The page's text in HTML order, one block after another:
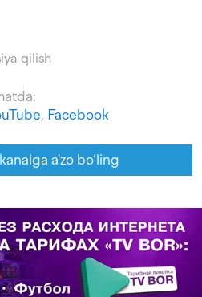
qilish
, Facebook
a'zo bo‘ling